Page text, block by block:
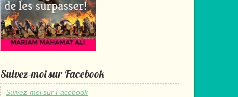
Suivez-moi sur Facebook
Suivez-moi sur Facebook